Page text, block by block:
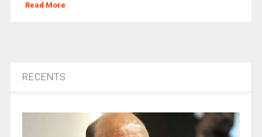
Read More
RECENTS